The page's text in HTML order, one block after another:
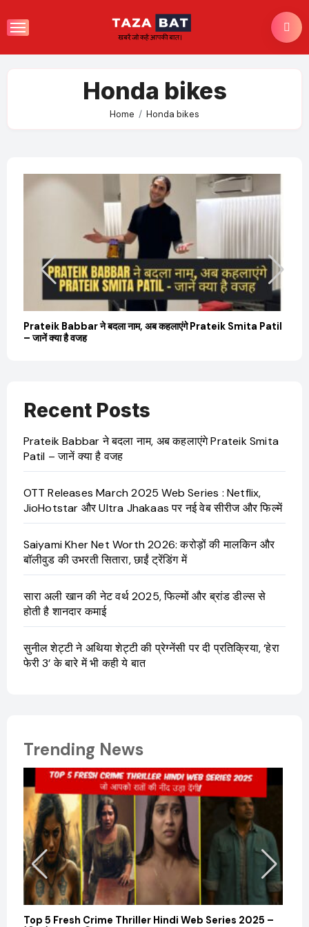
to
Honda bikes
Home Honda bikes
Prateik Babbar ने बदला नाम, अब कहलाएंगे Prateik Smita Patil
– जानें क्या है वजह
Recent Posts
Prateik Babbar ने बदला नाम, अब कहलाएंगे Prateik Smita
Patil – जानें क्या है वजह
OTT Releases March 2025 Web Series : Netflix,
JioHotstar और Ultra Jhakaas पर नई वेब सीरीज और फिल्में
Saiyami Kher Net Worth 2026: करोड़ों की मालकिन और
बॉलीवुड की उभरती सितारा, छाईं ट्रेंडिंग में
सारा अली खान की नेट वर्थ 2025, फिल्मों और ब्रांड डील्स से
होती है शानदार कमाई
सुनील शेट्टी ने अथिया शेट्टी की प्रेग्नेंसी पर दी प्रतिक्रिया, ‘हेरा
फेरी 3’ के बारे में भी कही ये बात
Trending News
Top 5 Fresh Crime Thriller Hindi Web Series 2025 –